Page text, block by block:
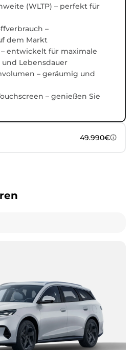
(WLTP) – perfekt für
–
dem Markt
– entwickelt für maximale
Lebensdauer
– geräumig und
– genießen Sie
49.990€